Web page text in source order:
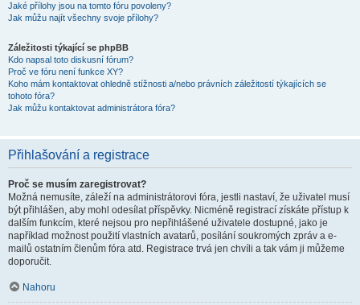
Jaké přílohy jsou na tomto fóru povoleny?
Jak můžu najít všechny svoje přílohy?
Záležitosti týkající se phpBB
Kdo napsal toto diskusní fórum?
Proč ve fóru není funkce XY?
Koho mám kontaktovat ohledně stížnosti a/nebo právních záležitostí týkajících se
tohoto fóra?
Jak můžu kontaktovat administrátora fóra?
Přihlašování a registrace
Proč se musím zaregistrovat?
Možná nemusíte, záleží na administrátorovi fóra, jestli nastaví, že uživatel musí
být přihlášen, aby mohl odesílat příspěvky. Nicméně registrací získáte přístup k
dalším funkcím, které nejsou pro nepřihlášené uživatele dostupné, jako je
například možnost použití vlastních avatarů, posílání soukromých zpráv a e-
mailů ostatním členům fóra atd. Registrace trvá jen chvíli a tak vám ji můžeme
doporučit.
Nahoru